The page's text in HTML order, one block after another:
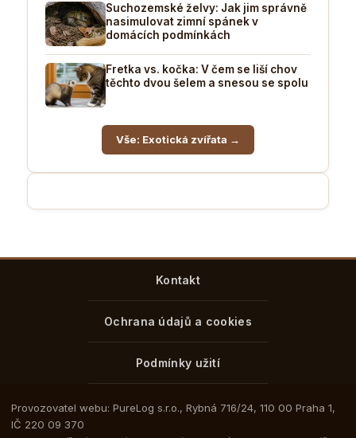
Suchozemské želvy: Jak jim správně
nasimulovat zimní spánek v
domácích podmínkách
Fretka vs. kočka: V čem se liší chov
těchto dvou šelem a snesou se spolu
Vše: Exotická zvířata →
Kontakt
Ochrana údajů a cookies
Podmínky užití
Provozovatel webu: PureLog s.r.o., Rybná 716/24, 110 00 Praha 1,
IČ 220 09 370